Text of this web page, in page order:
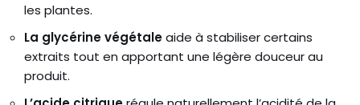
les plantes.
La glycérine végétaleaide à stabiliser certains
extraits tout en apportant une légère douceur au
produit.